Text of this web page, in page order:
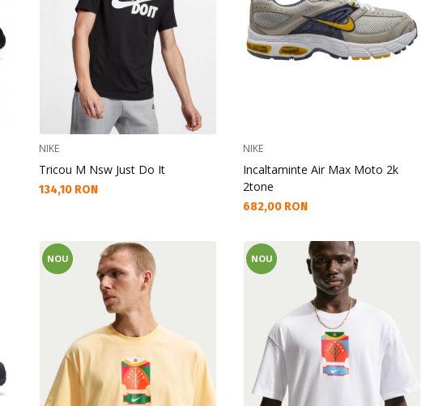
NIKE
Tricou M Nsw Just Do It
Текуща цена:
134,10 RON
NIKE
Incaltaminte Air Max Moto 2k
2tone
Текуща цена:
682,00 RON
NOU NOU